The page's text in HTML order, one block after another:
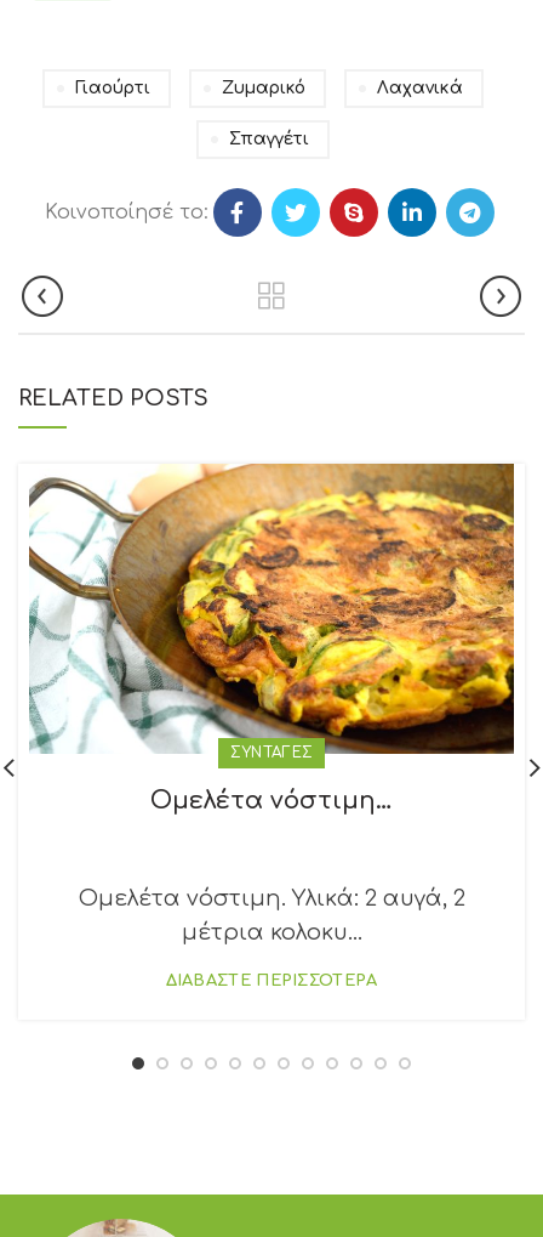
Γιαούρτι Ζυμαρικό Λαχανικά
Σπαγγέτι
Κοινοποίησέ το:
RELATED POSTS
ΣΥΝΤΑΓΕΣ
Ομελέτα νόστιμη…
Ομελέτα νόστιμη. Υλικά: 2 αυγά, 2
μέτρια κολοκυ...
ΔΙΑΒΑΣΤΕ ΠΕΡΙΣΣΟΤΕΡΑ